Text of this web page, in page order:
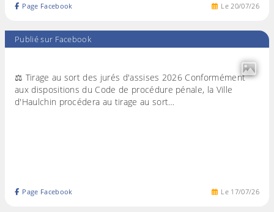
Le20/07/26
Page Facebook
Publié sur Facebook
⚖️ Tirage au sort des jurés d'assises 2026 Conformément
aux dispositions du Code de procédure pénale, la Ville
d'Haulchin procédera au tirage au sort…
Le 17/07/26
Page Facebook